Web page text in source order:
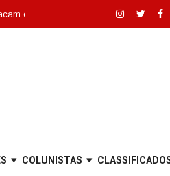
dez melhores de Santa Catarina |
COLUNISTAS